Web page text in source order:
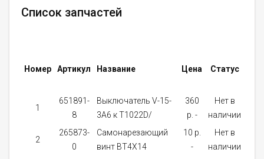
Список запчастей
Номер Артикул Название Цена Статус
1
651891-
8
Выключатель V-15-
3A6 к T1022D/
360
p. -
Нет в
наличии
2
265873-
0
Самонарезающий
винт BT4X14
10 p.
-
Нет в
наличии